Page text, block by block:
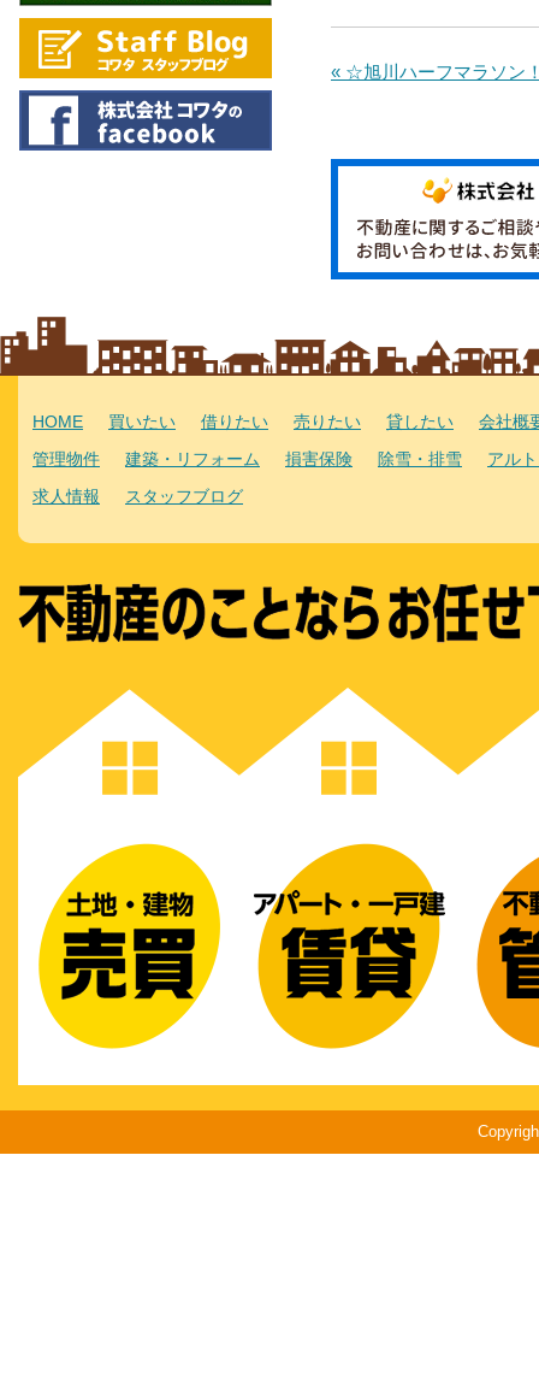
« ☆旭川ハーフマラソン
HOME 買いたい 借りたい 売りたい 貸したい 会社概
管理物件 建築・リフォーム 損害保険 除雪・排雪 アル
求人情報 スタッフブログ